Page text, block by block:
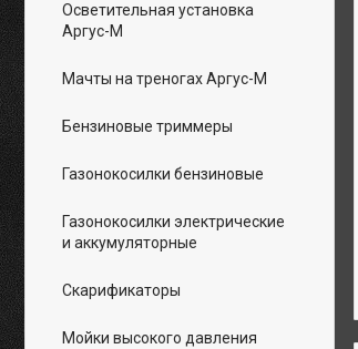
Осветительная установка
Аргус-М
Мачты на треногах Аргус-М
Бензиновые триммеры
Газонокосилки бензиновые
Газонокосилки электрические
и аккумуляторные
Скарификаторы
Мойки высокого давления